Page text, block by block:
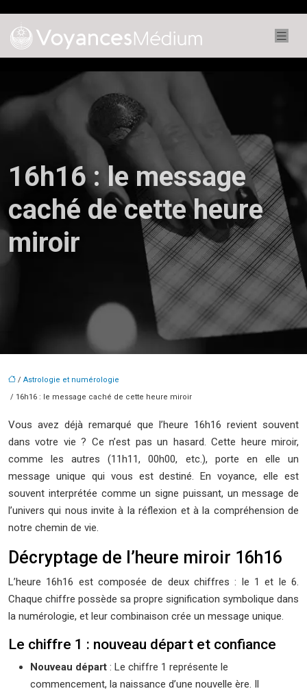
16h16 : le message
caché de cette heure
miroir
/ Astrologie et numérologie
/ 16h16 : le message caché de cette heure miroir
Vous avez déjà remarqué que l’heure 16h16 revient souvent
dans votre vie ? Ce n’est pas un hasard. Cette heure miroir,
comme les autres (11h11, 00h00, etc.), porte en elle un
message unique qui vous est destiné. En voyance, elle est
souvent interprétée comme un signe puissant, un message de
l’univers qui nous invite à la réflexion et à la compréhension de
notre chemin de vie.
Décryptage de l’heure miroir 16h16
L’heure 16h16 est composée de deux chiffres : le 1 et le 6.
Chaque chiffre possède sa propre signification symbolique dans
la numérologie, et leur combinaison crée un message unique.
Le chiffre 1 : nouveau départ et confiance
Nouveau départ : Le chiffre 1 représente le
commencement, la naissance d’une nouvelle ère. Il